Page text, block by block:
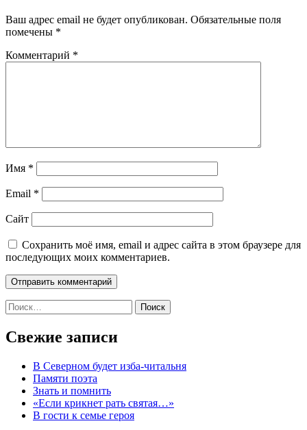
Ваш адрес email не будет опубликован. Обязательные поля
помечены *
Комментарий *
Имя *
Email *
Сайт
Сохранить моё имя, email и адрес сайта в этом браузере для
последующих моих комментариев.
Найти:
Свежие записи
В Северном будет изба-читальня
Памяти поэта
Знать и помнить
«Если крикнет рать святая…»
В гости к семье героя